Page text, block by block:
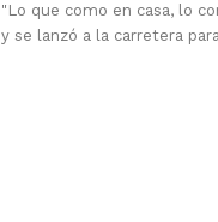
"Lo que como en casa, lo
y se lanzó a la carretera